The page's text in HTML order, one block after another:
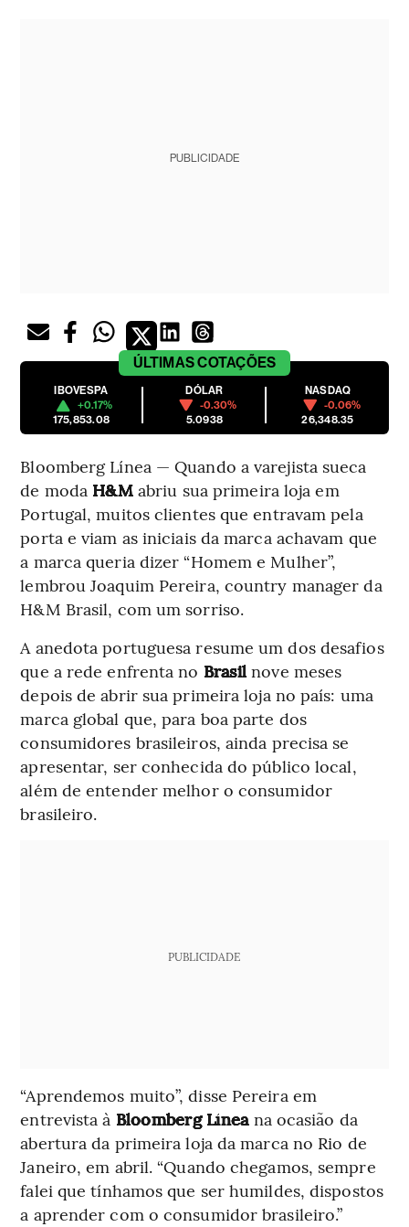
PUBLICIDADE
ÚLTIMASCOTAÇÕES
IBOVESPA
+0.17%
175,853.08
DÓLAR
-0.30%
5.0938
NASDAQ
-0.06%
26,348.35
Bloomberg Línea — Quando a varejista sueca
de moda H&Mabriu sua primeira loja em
Portugal, muitos clientes que entravam pela
porta e viam as iniciais da marca achavam que
a marca queria dizer “Homem e Mulher”,
lembrou Joaquim Pereira, country manager da
H&M Brasil, com um sorriso.
A anedota portuguesa resume um dos desafios
que a rede enfrenta no Brasilnove meses
depois de abrir sua primeira loja no país: uma
marca global que, para boa parte dos
consumidores brasileiros, ainda precisa se
apresentar, ser conhecida do público local,
além de entender melhor o consumidor
brasileiro.
PUBLICIDADE
“Aprendemos muito”, disse Pereira em
entrevista à Bloomberg Línea na ocasião da
abertura da primeira loja da marca no Rio de
Janeiro, em abril. “Quando chegamos, sempre
falei que tínhamos que ser humildes, dispostos
a aprender com o consumidor brasileiro.”